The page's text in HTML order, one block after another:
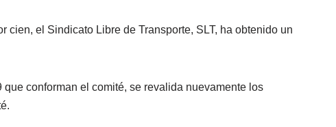
cien, el Sindicato Libre de Transporte, SLT, ha obtenido un
conforman el comité, se revalida nuevamente los